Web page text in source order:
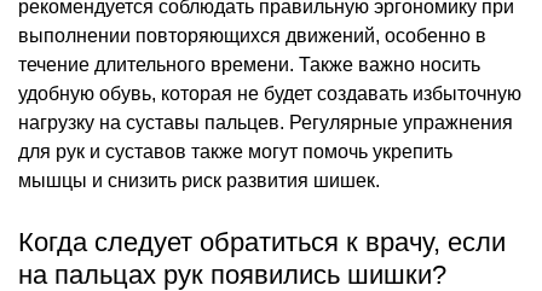
рекомендуется соблюдать правильную эргономику при
выполнении повторяющихся движений, особенно в
течение длительного времени. Также важно носить
удобную обувь, которая не будет создавать избыточную
нагрузку на суставы пальцев. Регулярные упражнения
для рук и суставов также могут помочь укрепить
мышцы и снизить риск развития шишек.
Когда следует обратиться к врачу, если
на пальцах рук появились шишки?